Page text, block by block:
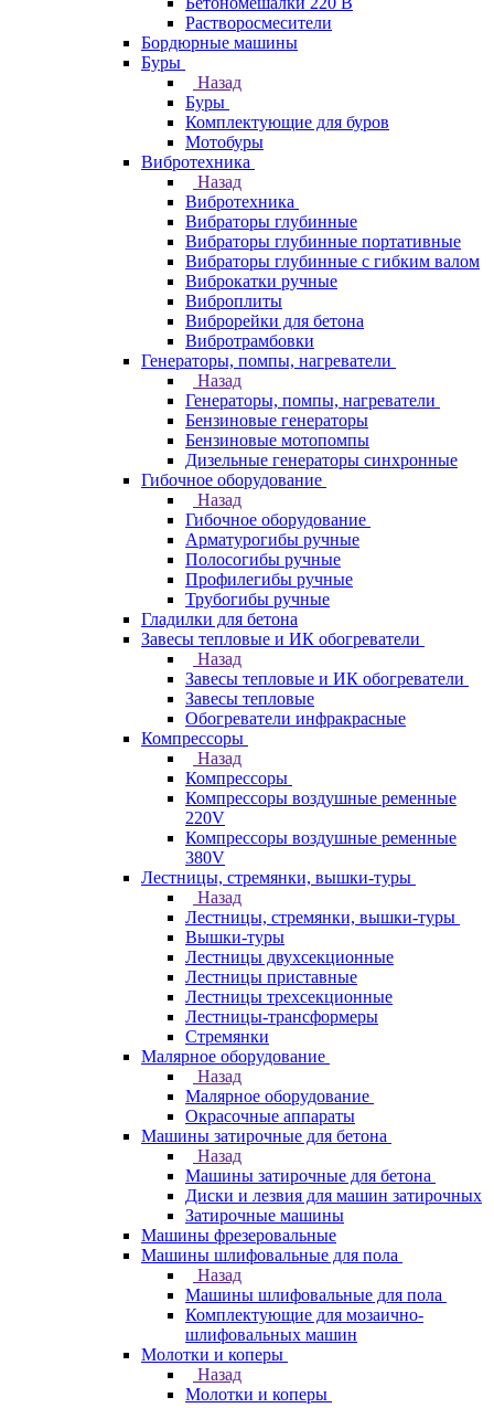
Растворосмесители
Бордюрные машины
Буры
Назад
Буры
Комплектующие для буров
Мотобуры
Вибротехника
Назад
Вибротехника
Вибраторы глубинные
Вибраторы глубинные портативные
Вибраторы глубинные с гибким валом
Виброкатки ручные
Виброплиты
Виброрейки для бетона
Вибротрамбовки
Генераторы, помпы, нагреватели
Назад
Генераторы, помпы, нагреватели
Бензиновые генераторы
Бензиновые мотопомпы
Дизельные генераторы синхронные
Гибочное оборудование
Назад
Гибочное оборудование
Арматурогибы ручные
Полосогибы ручные
Профилегибы ручные
Трубогибы ручные
Гладилки для бетона
Завесы тепловые и ИК обогреватели
Назад
Завесы тепловые и ИК обогреватели
Завесы тепловые
Обогреватели инфракрасные
Компрессоры
Назад
Компрессоры
Компрессоры воздушные ременные
220V
Компрессоры воздушные ременные
380V
Лестницы, стремянки, вышки-туры
Назад
Лестницы, стремянки, вышки-туры
Вышки-туры
Лестницы двухсекционные
Лестницы приставные
Лестницы трехсекционные
Лестницы-трансформеры
Стремянки
Малярное оборудование
Назад
Малярное оборудование
Окрасочные аппараты
Машины затирочные для бетона
Назад
Машины затирочные для бетона
Диски и лезвия для машин затирочных
Затирочные машины
Машины фрезеровальные
Машины шлифовальные для пола
Назад
Машины шлифовальные для пола
Комплектующие для мозаично-
шлифовальных машин
Молотки и коперы
Назад
Молотки и коперы